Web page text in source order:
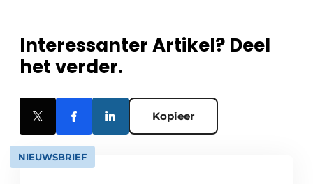
Interessanter Artikel? Deel
het verder.
Kopieer
NIEUWSBRIEF